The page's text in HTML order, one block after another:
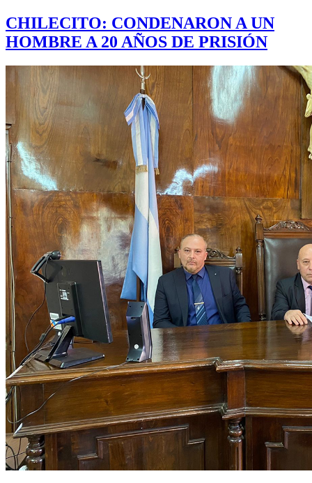
CHILECITO: CONDENARON A UN
HOMBRE A 20 AÑOS DE PRISIÓN